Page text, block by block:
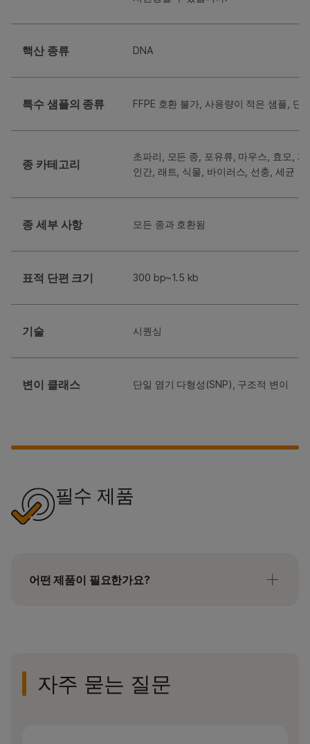
핵산 종류 DNA
특수 샘플의 종류 FFPE 호환 불가, 사용량이 적은 샘플, 단
종 카테고리
초파리, 모든 종, 포유류, 마우스, 효모,
인간, 래트, 식물, 바이러스, 선충, 세균
종 세부 사항 모든 종과 호환됨
표적 단편 크기 300 bp~1.5 kb
기술 시퀀싱
변이 클래스 단일 염기 다형성(SNP), 구조적 변이
필수 제품
어떤 제품이 필요한가요?
다음 인덱스 키트 중 하나:
자주 묻는 질문